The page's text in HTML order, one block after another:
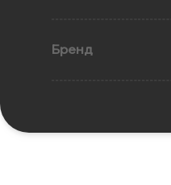
Бренд